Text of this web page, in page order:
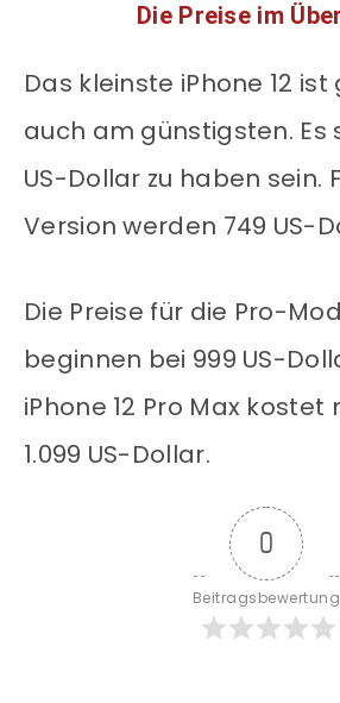
Die Preise im
Das kleinste iPhone 12
auch am günstigsten. Es
US-Dollar zu haben sein.
Version werden 749 US-
Die Preise für die Pro-
beginnen bei 999 US-
iPhone 12 Pro Max
1.099 US-Dollar.
0
Beitragsbewertung